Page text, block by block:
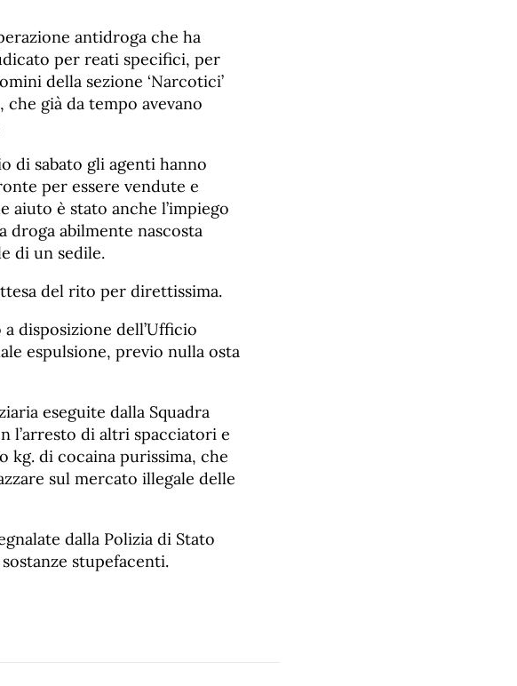
antidroga che ha
per reati specifici, per
della sezione ‘Narcotici’
già da tempo avevano
di sabato gli agenti hanno
per essere vendute e
aiuto è stato anche l’impiego
droga abilmente nascosta
di un sedile.
del rito per direttissima.
disposizione dell’Ufficio
espulsione, previo nulla osta
eseguite dalla Squadra
l’arresto di altri spacciatori e
kg. di cocaina purissima, che
sul mercato illegale delle
dalla Polizia di Stato
stupefacenti.